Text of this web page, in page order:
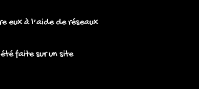
eux à l’aide de réseaux
faite sur un site